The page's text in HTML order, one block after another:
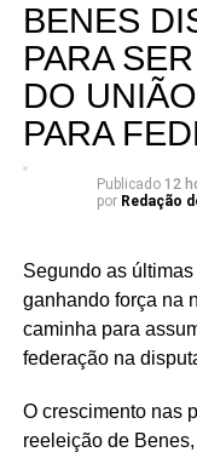
BENES
PARA
DO
PARA
Publicado 12
por Redação
Segundo as
ganhando força na
caminha para
federação na
O crescimento nas
reeleição de